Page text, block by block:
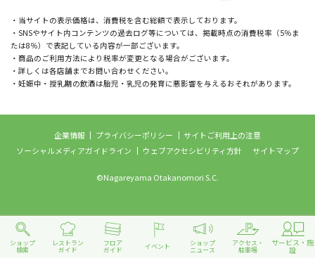
ショップ
検索
レストラン
ガイド
フロア
ガイド イベント ショップ
ニュース
アクセス・
駐車場
サービス・施
設
・当サイトの表示価格は、消費税を含む総額で表示しております。
・SNSやサイト内コンテンツの過去ログ等については、掲載時点の消費税率（5％ま
たは8％）で表記している内容が一部ございます。
・商品のご利用方法により税率が変更となる場合がございます。
・詳しくは各店舗までお問い合わせください。
・妊娠中・授乳期の飲酒は胎児・乳児の発育に悪影響を与えるおそれがあります。
企業情報 プライバシーポリシー
サイトご利用上の注意
ソーシャルメディアガイドライン
ウェブアクセシビリティ方針 サイトマップ
©Nagareyama Otakanomori S.C.